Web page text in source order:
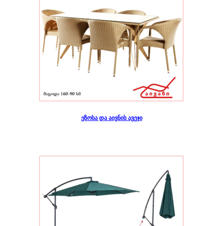
ეზოსა და აივნის ავეჯი